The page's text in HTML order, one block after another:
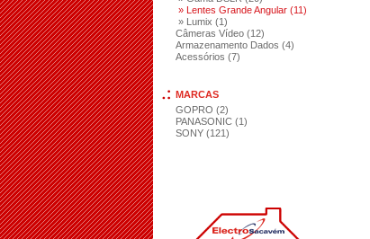
» Lentes Grande Angular (11)
» Lumix (1)
Câmeras Vídeo (12)
Armazenamento Dados (4)
Acessórios (7)
MARCAS
GOPRO (2)
PANASONIC (1)
SONY (121)